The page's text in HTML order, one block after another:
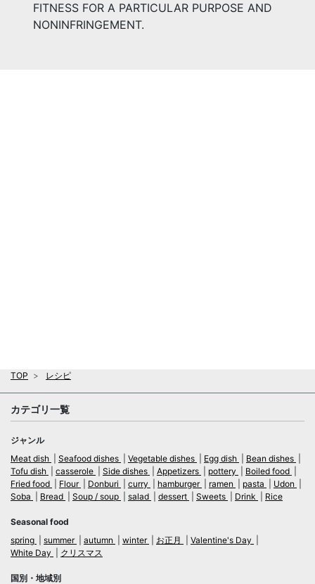
FITNESS FOR A PARTICULAR PURPOSE AND
NONINFRINGEMENT.
TOP レシピ
カテゴリ一覧
ジャンル
Meat dish
Seafood dishes Vegetable dishes Egg dish
Bean dishes
Tofu dish
casserole Side dishes Appetizers pottery
Boiled food
Fried food
Flour Donburi curry hamburger ramen pasta
Udon
Soba
Bread Soup / soup salad dessert Sweets Drink Rice
Seasonal food
spring
summer autumn winter お正月
Valentine's Day
White Day
クリスマス
国別・地域別